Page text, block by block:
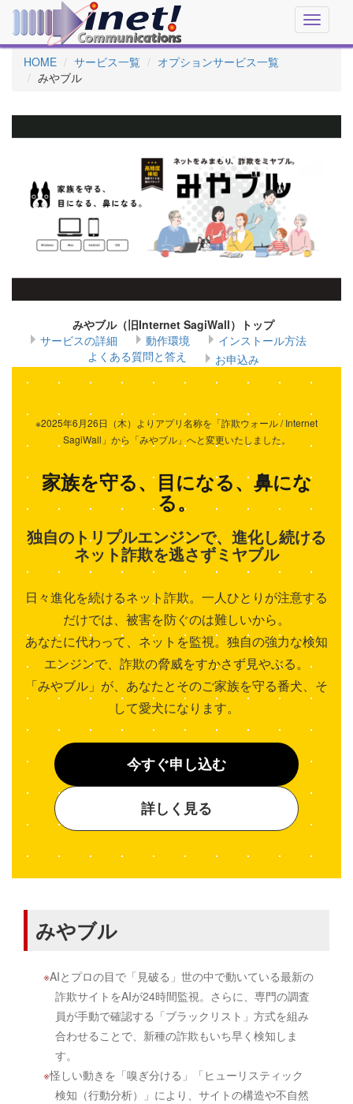
Toggle
HOME
サービス一覧
オプションサービス一覧
みやブル
みやブル（旧Internet SagiWall）トップ
サービスの詳細
動作環境
インストール方法
よくある質問と答え
お申込み
※2025年6月26日（木）よりアプリ名称を「詐欺ウォール / Internet
SagiWall」から「みやブル」へと変更いたしました。
家族を守る、目になる、鼻にな
る。
独自のトリプルエンジンで、進化し続ける
ネット詐欺を逃さずミヤブル
日々進化を続けるネット詐欺。一人ひとりが注意する
だけでは、被害を防ぐのは難しいから。
あなたに代わって、ネットを監視。独自の強力な検知
エンジンで、詐欺の脅威をすかさず見やぶる。
「みやブル」が、あなたとそのご家族を守る番犬、そ
して愛犬になります。
今すぐ申し込む
詳しく見る
みやブル
AIとプロの目で「見破る」世の中で動いている最新の
詐欺サイトをAIが24時間監視。さらに、専門の調査
員が手動で確認する「ブラックリスト」方式を組み
合わせることで、新種の詐欺もいち早く検知しま
す。
怪しい動きを「嗅ぎ分ける」「ヒューリスティック
検知（行動分析）」により、サイトの構造や不自然